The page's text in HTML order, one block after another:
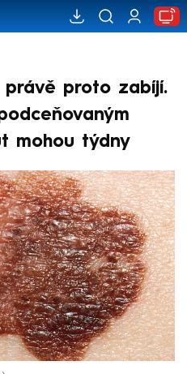
právě proto zabíjí.
mohou týdny